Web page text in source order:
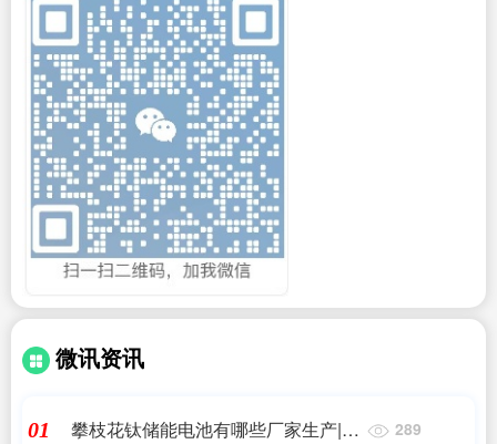
微讯资讯
01
攀枝花钛储能电池有哪些厂家生产|钒
289